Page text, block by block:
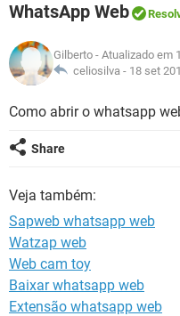
INSTAGRAM
GUIA DE COMPRAS
INSTAGRAM
GUIA DE COMPRAS
JOGOS
CELULAR
OUTLOOK
INSTAGRAM
JOGOS
CELULAR
OUTLOOK
INSTAGRAM
GLOSSÁRIO
INSTAGRAM
GUIA DE COMPRAS
WhatsApp Web
Gilberto - Atualizado em
celiosilva - 18 set
Como abrir o whatsapp
Share
Veja também:
Sapweb whatsapp web
Watzap web
Web cam toy
Baixar whatsapp web
Extensão whatsapp web